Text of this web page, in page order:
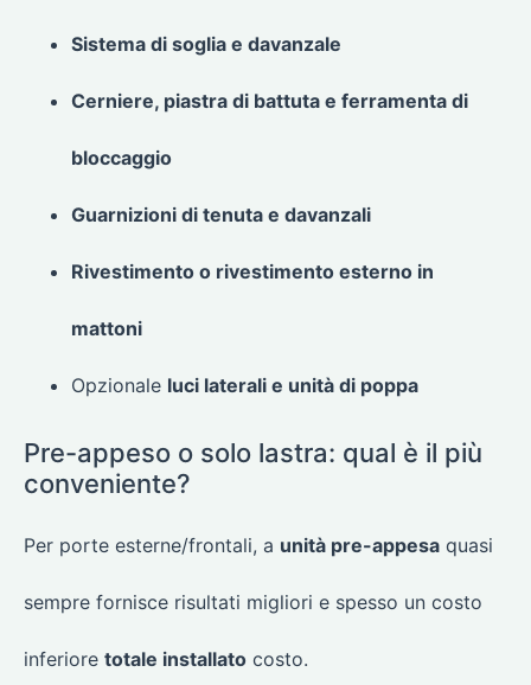
Sistema di soglia e davanzale
Cerniere, piastra di battuta e ferramenta di
bloccaggio
Guarnizioni di tenuta e davanzali
Rivestimento o rivestimento esterno in
mattoni
Opzionale luci laterali e unità di poppa
Pre-appeso o solo lastra: qual è il più
conveniente?
Per porte esterne/frontali, a unità pre-appesa quasi
sempre fornisce risultati migliori e spesso un costo
inferiore totale installato costo.